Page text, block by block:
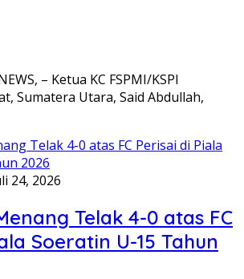
– Ketua KC FSPMI/KSPI
Sumatera Utara, Said Abdullah,
24, 2026
Telak 4-0 atas FC
Soeratin U-15 Tahun